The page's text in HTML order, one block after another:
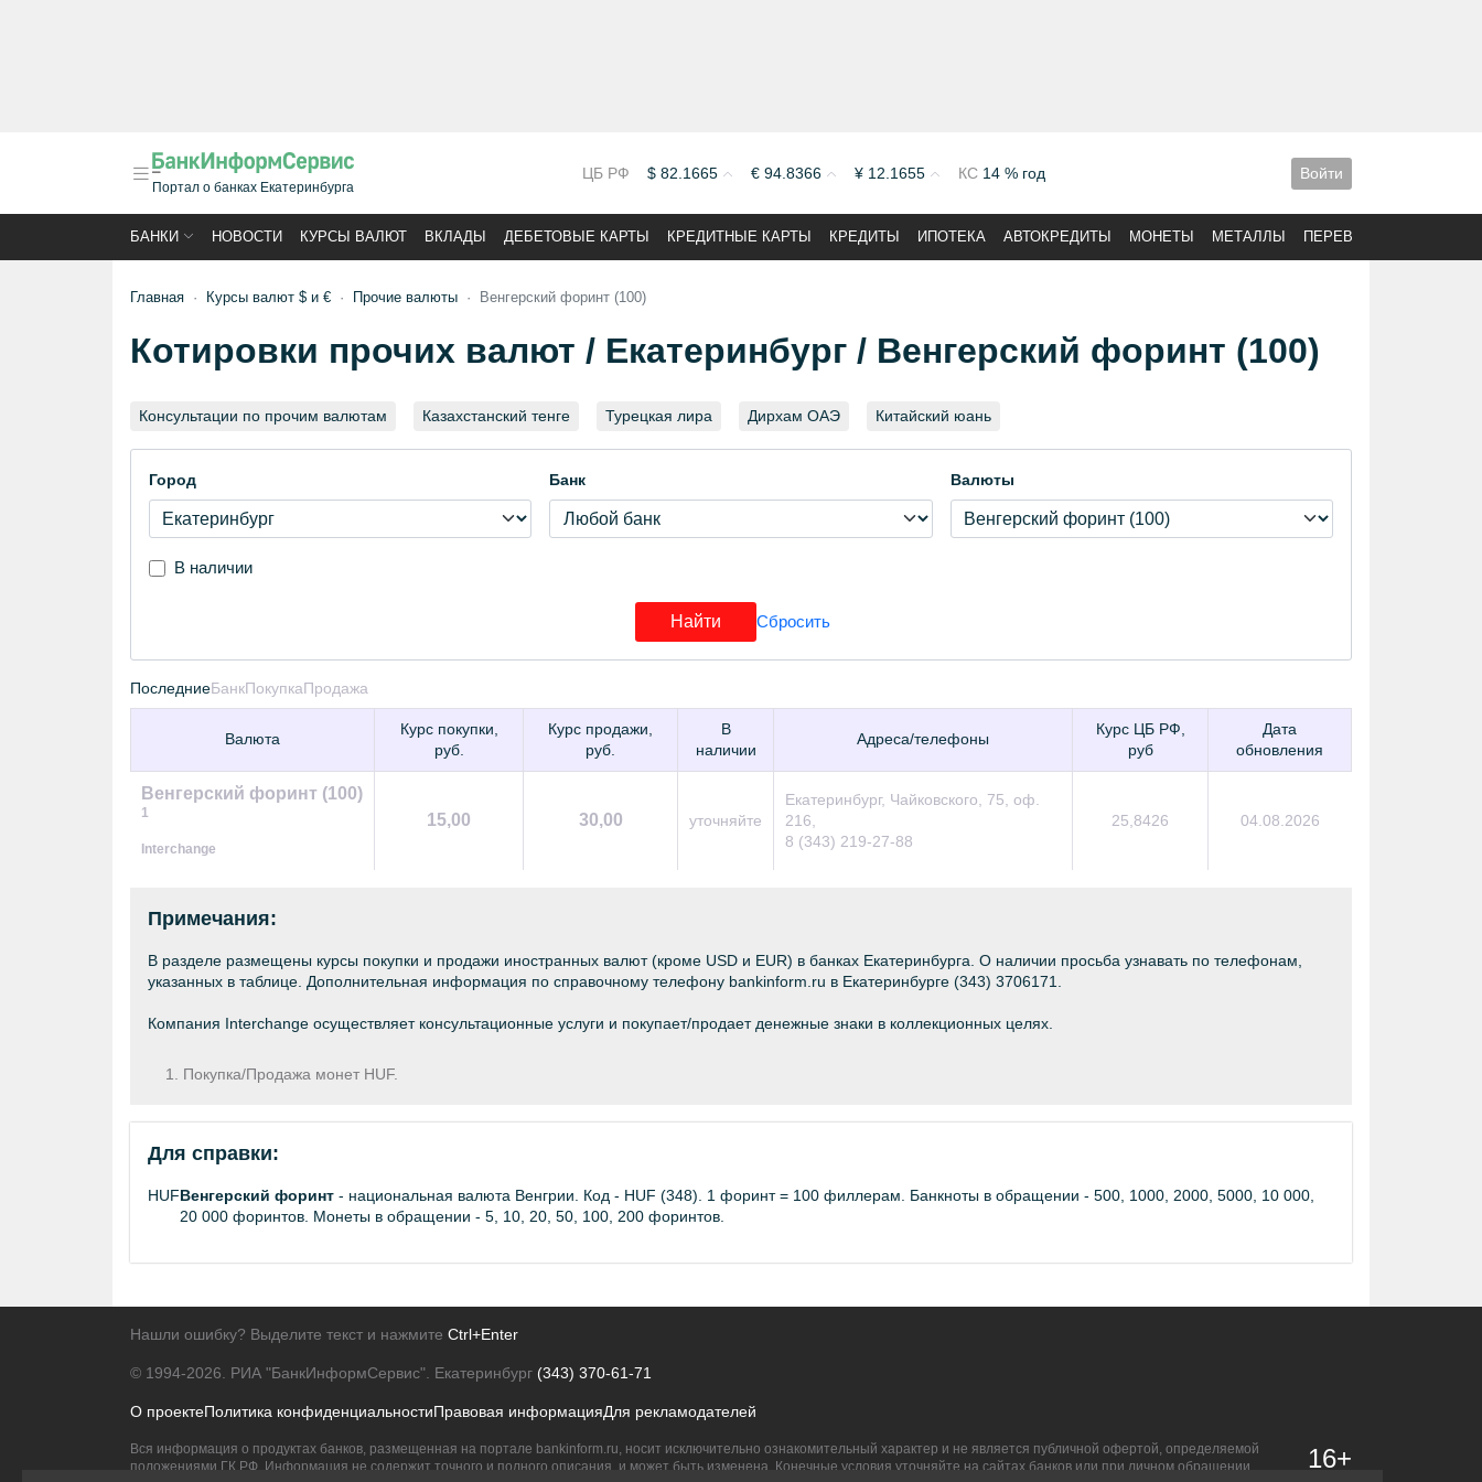
Портал о банках Екатеринбурга
ЦБ РФ $ 82.1665 € 94.8366 ¥ 12.1655 КС 14 % год Войти
БАНКИ НОВОСТИ КУРСЫ ВАЛЮТ ВКЛАДЫ ДЕБЕТОВЫЕ КАРТЫ КРЕДИТНЫЕ КАРТЫ КРЕДИТЫ ИПОТЕКА АВТОКРЕДИТЫ МОНЕТЫ МЕТАЛЛЫ ПЕРЕВОДЫ
Главная Курсы валют $ и € Прочие валюты Венгерский форинт (100)
Котировки прочих валют / Екатеринбург / Венгерский форинт (100)
Консультации по прочим валютам Казахстанский тенге Турецкая лира Дирхам ОАЭ Китайский юань
Город Банк Валюты
В наличии
ПоследниеБанкПокупкаПродажа
Валюта
Курс покупки,
руб.
Курс продажи,
руб.
В
наличии
Адреса/телефоны
Курс ЦБ РФ,
руб
Дата
обновления
Венгерский форинт (100)
1
Interchange
15,00 30,00 уточняйте
Екатеринбург, Чайковского, 75, оф.
216,
8 (343) 219-27-88
25,8426 04.08.2026
Примечания:
В разделе размещены курсы покупки и продажи иностранных валют (кроме USD и EUR) в банках Екатеринбурга. О наличии просьба узнавать по телефонам,
указанных в таблице. Дополнительная информация по справочному телефону bankinform.ru в Екатеринбурге (343) 3706171.
Компания Interchange осуществляет консультационные услуги и покупает/продает денежные знаки в коллекционных целях.
Покупка/Продажа монет HUF.
Для справки:
HUFВенгерский форинт - национальная валюта Венгрии. Код - HUF (348). 1 форинт = 100 филлерам. Банкноты в обращении - 500, 1000, 2000, 5000, 10 000,
20 000 форинтов. Монеты в обращении - 5, 10, 20, 50, 100, 200 форинтов.
Нашли ошибку? Выделите текст и нажмите Ctrl+Enter
© 1994-2026. РИА "БанкИнформСервис". Екатеринбург (343) 370-61-71
О проектеПолитика конфиденциальностиПравовая информацияДля рекламодателей
Вся информация о продуктах банков, размещенная на портале bankinform.ru, носит исключительно ознакомительный характер и не является публичной офертой, определяемой
положениями ГК РФ. Информация не содержит точного и полного описания, и может быть изменена. Конечные условия уточняйте на сайтах банков или при личном обращении.
16+